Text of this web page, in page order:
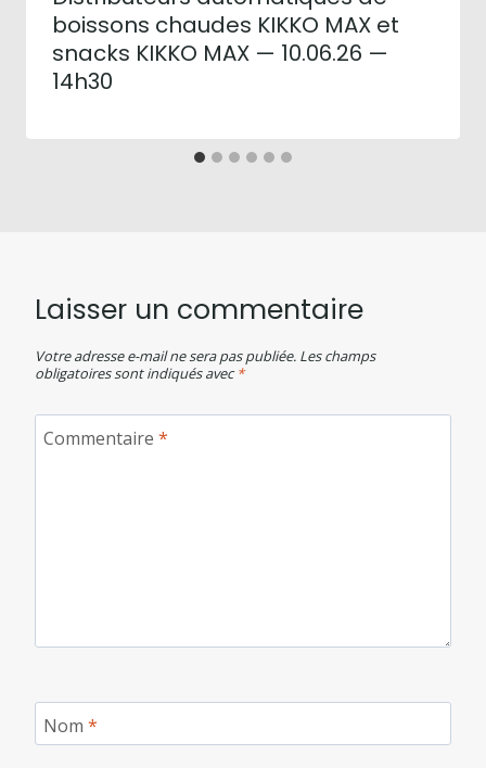
boissons chaudes KIKKO MAX et
snacks KIKKO MAX — 10.06.26 —
14h30
Laisser un commentaire
Votre adresse e-mail ne sera pas publiée. Les champs
obligatoires sont indiqués avec*
Commentaire *
Nom *